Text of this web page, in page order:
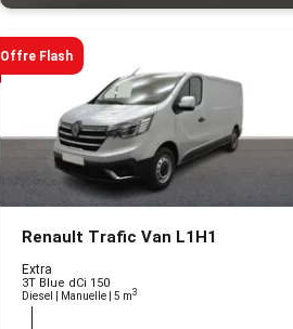
Offre Flash
Renault Trafic Van L1H1
Extra
3T Blue dCi 150
Diesel | Manuelle | 5 m3